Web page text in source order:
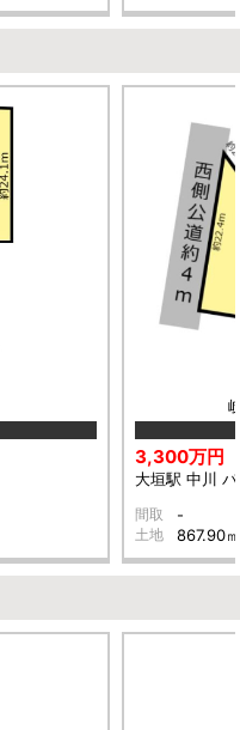
3,300万円
大垣駅 中川
間取 -
土地 867.90㎡